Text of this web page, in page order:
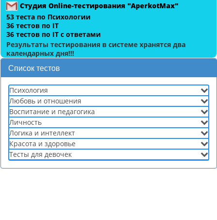
Студия Online-тестирования "AperkotMax"
53 теста по Психологии
36 тестов по IT
36 тестов по IT с ответами
Результаты тестирования в системе хранятся два
календарных дня!!!
Список тестов
Психология
Любовь и отношения
Воспитание и педагогика
Личность
Логика и интеллект
Красота и здоровье
Тесты для девочек